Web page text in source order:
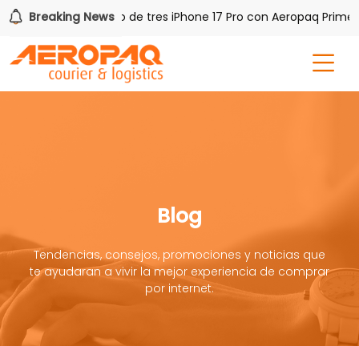
Breaking News
Gana uno de tres iPhone 17 Pro con Aeropaq Prime
Blog
Tendencias, consejos, promociones y noticias que
te ayudaran a vivir la mejor experiencia de comprar
por internet.